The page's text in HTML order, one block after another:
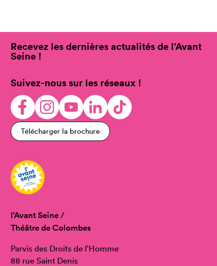
Recevez les dernières actualités de l’Avant
Seine !
Suivez-nous sur les réseaux !
Télécharger la brochure
l’Avant Seine /
Théâtre de Colombes
Parvis des Droits de l’Homme
88 rue Saint Denis